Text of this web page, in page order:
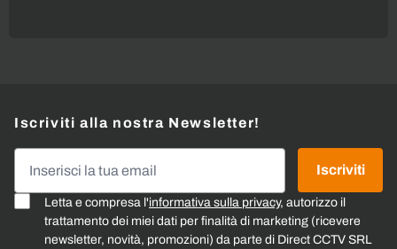
Iscriviti alla nostra Newsletter!
Letta e compresa l'informativa sulla privacy, autorizzo il
trattamento dei miei dati per finalità di marketing (ricevere
newsletter, novità, promozioni) da parte di Direct CCTV SRL
Iscriviti